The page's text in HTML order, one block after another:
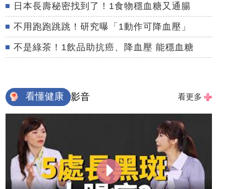
日本長壽秘密找到了！1食物穩血糖又通腸
不用跑跑跳跳！研究曝「1動作可降血壓」
不是綠茶！1飲品助抗癌、降血壓 能穩血糖
看懂健康 影音 看更多